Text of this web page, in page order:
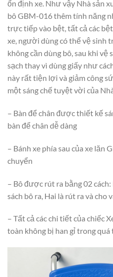
ổn định xe. Như vậy Nhà sản
bô GBM-016 thêm tính năng
trực tiếp vào bệt, tất cả các
xe, người dùng có thể vệ sinh
không cần dùng bô, sau khi
sạch thay vì dùng giấy như
này rất tiện lợi và giảm công
một sáng chế tuyệt vời của
– Bàn để chân được thiết kế
bàn để chân dễ dàng
– Bánh xe phía sau của xe lăn
chuyển
– Bô được rút ra bằng 02
sách bô ra, Hai là rút ra và
– Tất cả các chi tiết của chiếc
toàn không bị han gỉ trong